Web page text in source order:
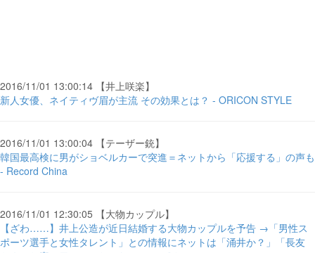
2016/11/01 13:00:14 【井上咲楽】
新人女優、ネイティヴ眉が主流 その効果とは？ - ORICON STYLE
2016/11/01 13:00:04 【テーザー銃】
韓国最高検に男がショベルカーで突進＝ネットから「応援する」の声も
- Record China
2016/11/01 12:30:05 【大物カップル】
【ざわ……】井上公造が近日結婚する大物カップルを予告 →「男性ス
ポーツ選手と女性タレント」との情報にネットは「涌井か？」「長友